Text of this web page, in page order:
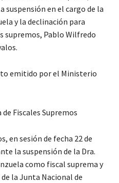
suspensión en el cargo de la
y la declinación para
supremos, Pablo Wilfredo
emitido por el Ministerio
Fiscales Supremos
en sesión de fecha 22 de
la suspensión de la Dra.
como fiscal suprema y
la Junta Nacional de